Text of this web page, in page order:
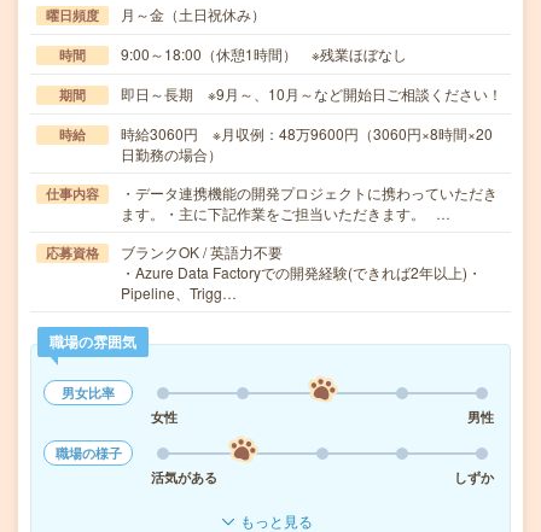
曜日頻度 月～金（土日祝休み）
時間 9:00～18:00（休憩1時間） ※残業ほぼなし
期間 即日～長期 ※9月～、10月～など開始日ご相談ください！
時給
時給3060円 ※月収例：48万9600円（3060円×8時間×20
日勤務の場合）
仕事内容
・データ連携機能の開発プロジェクトに携わっていただき
ます。・主に下記作業をご担当いただきます。 …
応募資格
ブランクOK / 英語力不要
・Azure Data Factoryでの開発経験(できれば2年以上)・
Pipeline、Trigg…
職場の雰囲気
男女比率
女性
男性
職場の様子
活気がある
しずか
もっと見る